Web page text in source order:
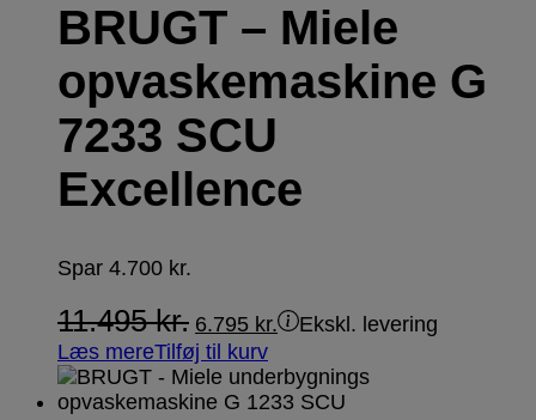
BRUGT – Miele
opvaskemaskine G
7233 SCU
Excellence
Spar 4.700 kr.
11.495kr. 6.795 kr.
Ekskl. levering
Læs mereTilføj til kurv